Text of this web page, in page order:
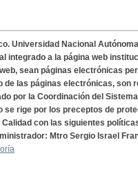
Universidad Nacional
integrado a la página web
sean páginas electrónicas
de las páginas electrónicas,
por la Coordinación del
se rige por los preceptos de
con las siguientes
Mtro Sergio Israel